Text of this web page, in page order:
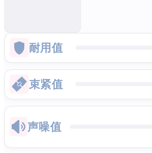
耐用值
束紧值
声噪值